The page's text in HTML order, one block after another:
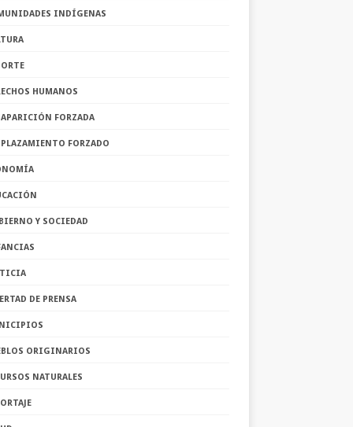
INDÍGENAS
HUMANOS
FORZADA
FORZADO
Y SOCIEDAD
DE PRENSA
ORIGINARIOS
NATURALES